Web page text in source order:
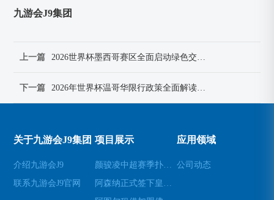
九游会J9集团
上一篇
下一篇
关于九游会J9集团
介绍九游会J9
联系九游会J9官网
项目展示 应用领域
公司动态